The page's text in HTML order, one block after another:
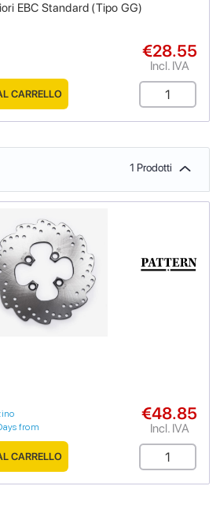
EBC Standard (Tipo GG)
€28.55
Incl. IVA
CARRELLO
1 Prodotti
from
€48.85
Incl. IVA
CARRELLO